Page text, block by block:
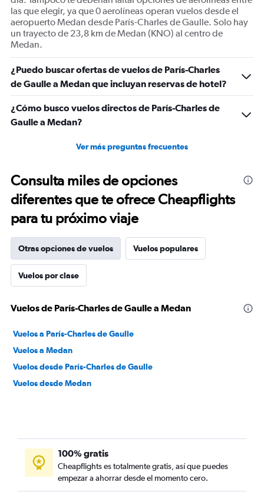
las que elegir, ya que 0 aerolíneas operan vuelos desde el
aeropuerto Medan desde París-Charles de Gaulle. Solo hay
un trayecto de 23,8 km de Medan (KNO) al centro de
Medan.
¿Puedo buscar ofertas de vuelos de París-Charles
de Gaulle a Medan que incluyan reservas de hotel?
¿Cómo busco vuelos directos de París-Charles de
Gaulle a Medan?
Ver más preguntas frecuentes
Consulta miles de opciones
diferentes que te ofrece Cheapflights
para tu próximo viaje
Otras opciones de vuelos Vuelos populares
Vuelos por clase
Vuelos de París-Charles de Gaulle a Medan
Vuelos a París-Charles de Gaulle
Vuelos a Medan
Vuelos desde París-Charles de Gaulle
Vuelos desde Medan
100% gratis
Cheapflights es totalmente gratis, así que puedes
empezar a ahorrar desde el momento cero.